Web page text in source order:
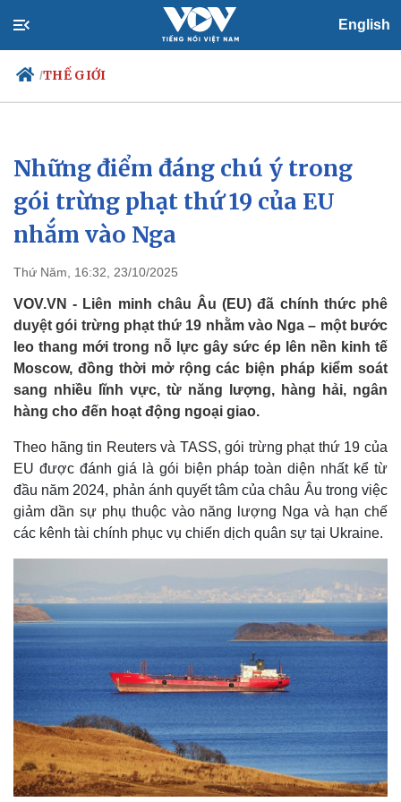
English
/THẾ GIỚI
Chính trị
Đảng
Tổ chức nhân sự
Quốc hội
Xã hội
Tin 24h
Dự báo thời tiết
Những điểm đáng chú ý trong
gói trừng phạt thứ 19 của EU
nhắm vào Nga
Thứ Năm, 16:32, 23/10/2025
VOV.VN - Liên minh châu Âu (EU) đã chính thức phê
duyệt gói trừng phạt thứ 19 nhằm vào Nga – một bước
leo thang mới trong nỗ lực gây sức ép lên nền kinh tế
Moscow, đồng thời mở rộng các biện pháp kiểm soát
sang nhiều lĩnh vực, từ năng lượng, hàng hải, ngân
hàng cho đến hoạt động ngoại giao.
Theo hãng tin Reuters và TASS, gói trừng phạt thứ 19 của
EU được đánh giá là gói biện pháp toàn diện nhất kể từ
đầu năm 2024, phản ánh quyết tâm của châu Âu trong việc
giảm dần sự phụ thuộc vào năng lượng Nga và hạn chế
các kênh tài chính phục vụ chiến dịch quân sự tại Ukraine.